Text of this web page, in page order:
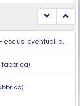
eventuali dazi e CBAM)
fabbrica)